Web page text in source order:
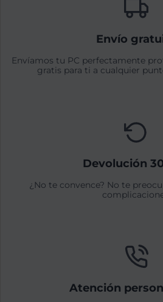
Envío
Envíamos tu PC perfectamente
gratis para ti a cualquier
Devolución
¿No te convence? No te
Atención